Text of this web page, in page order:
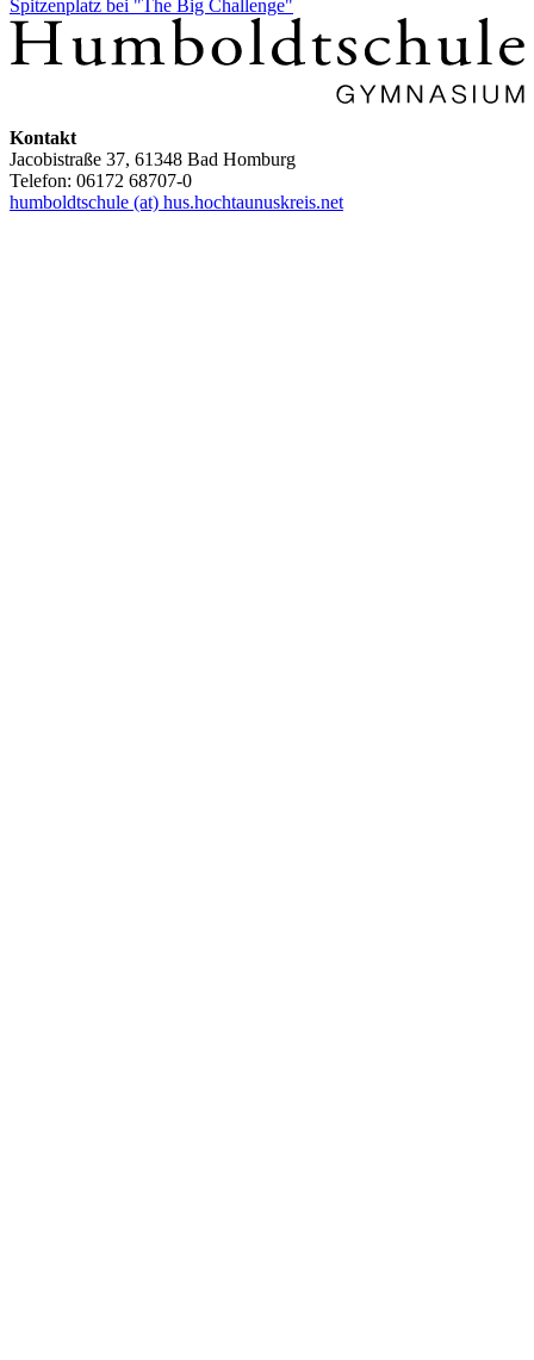
Spitzenplatz bei "The Big Challenge"
Kontakt
Jacobistraße 37, 61348 Bad Homburg
Telefon: 06172 68707-0
humboldtschule (at) hus.hochtaunuskreis.net